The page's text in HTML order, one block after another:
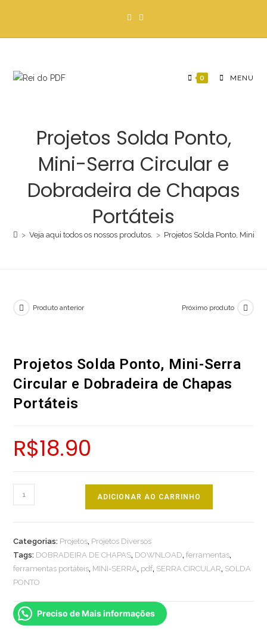
o
0 MENU
Projetos Solda Ponto,
Mini-Serra Circular e
Dobradeira de Chapas
Portáteis
> Veja aqui todos os nossos produtos. > Projetos Solda Ponto, Mini-
Produto anterior Próximo produto
Projetos Solda Ponto, Mini-Serra
Circular e Dobradeira de Chapas
Portáteis
R$18.90
Solda
Circular
e
de
Chapas
ADICIONAR AO CARRINHO
Categorias: Projetos, Projetos Diversos
Tags: DOBRADEIRA DE CHAPAS, DOWNLOAD,ferramentas,
ferramentas portáteis, MINI-SERRA, pdf, SERRA CIRCULAR, SOLDA
PONTO
Preciso de Mais informações